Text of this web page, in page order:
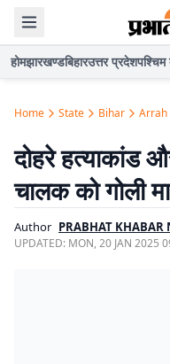
होमझारखण्डबिहारउत्तर प्रदेशपश्चिम
Home State Bihar Arrah
दोहरे हत्याकांड
चालक को गोली
Author PRABHAT KHABAR
UPDATED: MON, 20 JAN 2025